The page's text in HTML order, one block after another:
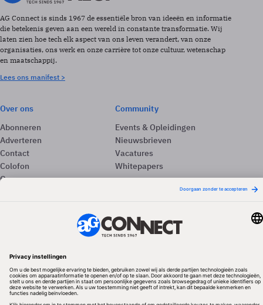
AG Connect is sinds 1967 de essentiële bron van ideeën en informatie
die betekenis geven aan een wereld in constante transformatie. Wij
laten zien hoe tech elk aspect van ons leven verandert, van onze
organisaties, ons werk en onze carrière tot onze cultuur, wetenschap
en maatschappij.
Lees ons manifest >
Over ons
Abonneren
Adverteren
Contact
Colofon
Onze app
Community
Events & Opleidingen
Nieuwsbrieven
Vacatures
Whitepapers
Redactionele partner